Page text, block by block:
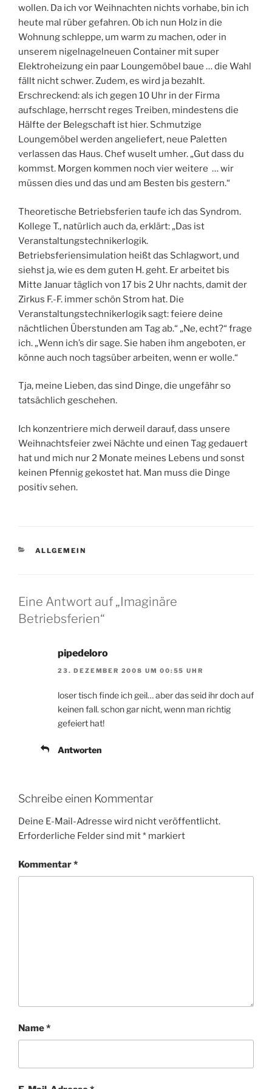
wollen. Da ich vor Weihnachten nichts vorhabe, bin ich
heute mal rüber gefahren. Ob ich nun Holz in die
Wohnung schleppe, um warm zu machen, oder in
unserem nigelnagelneuen Container mit super
Elektroheizung ein paar Loungemöbel baue … die Wahl
fällt nicht schwer. Zudem, es wird ja bezahlt.
Erschreckend: als ich gegen 10 Uhr in der Firma
aufschlage, herrscht reges Treiben, mindestens die
Hälfte der Belegschaft ist hier. Schmutzige
Loungemöbel werden angeliefert, neue Paletten
verlassen das Haus. Chef wuselt umher. „Gut dass du
kommst. Morgen kommen noch vier weitere … wir
müssen dies und das und am Besten bis gestern.“
Theoretische Betriebsferien taufe ich das Syndrom.
Kollege T., natürlich auch da, erklärt: „Das ist
Veranstaltungstechnikerlogik.
Betriebsferiensimulation heißt das Schlagwort, und
siehst ja, wie es dem guten H. geht. Er arbeitet bis
Mitte Januar täglich von 17 bis 2 Uhr nachts, damit der
Zirkus F.-F. immer schön Strom hat. Die
Veranstaltungstechnikerlogik sagt: feiere deine
nächtlichen Überstunden am Tag ab.“ „Ne, echt?“ frage
ich. „Wenn ich’s dir sage. Sie haben ihm angeboten, er
könne auch noch tagsüber arbeiten, wenn er wolle.“
Tja, meine Lieben, das sind Dinge, die ungefähr so
tatsächlich geschehen.
Ich konzentriere mich derweil darauf, dass unsere
Weihnachtsfeier zwei Nächte und einen Tag gedauert
hat und mich nur 2 Monate meines Lebens und sonst
keinen Pfennig gekostet hat. Man muss die Dinge
positiv sehen.
KATEGORIEN
ALLGEMEIN
Eine Antwort auf „Imaginäre
Betriebsferien“
pipedeloro
23. DEZEMBER 2008 UM 00:55 UHR
loser tisch finde ich geil… aber das seid ihr doch auf
keinen fall. schon gar nicht, wenn man richtig
gefeiert hat!
Antworten
Schreibe einen Kommentar
Deine E-Mail-Adresse wird nicht veröffentlicht.
Erforderliche Felder sind mit* markiert
Kommentar*
Name*